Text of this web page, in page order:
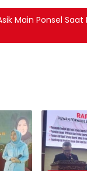
Main Ponsel